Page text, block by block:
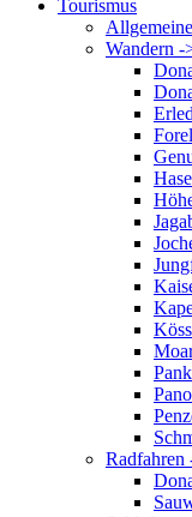
Tourismus
Wandern -
Radfahren